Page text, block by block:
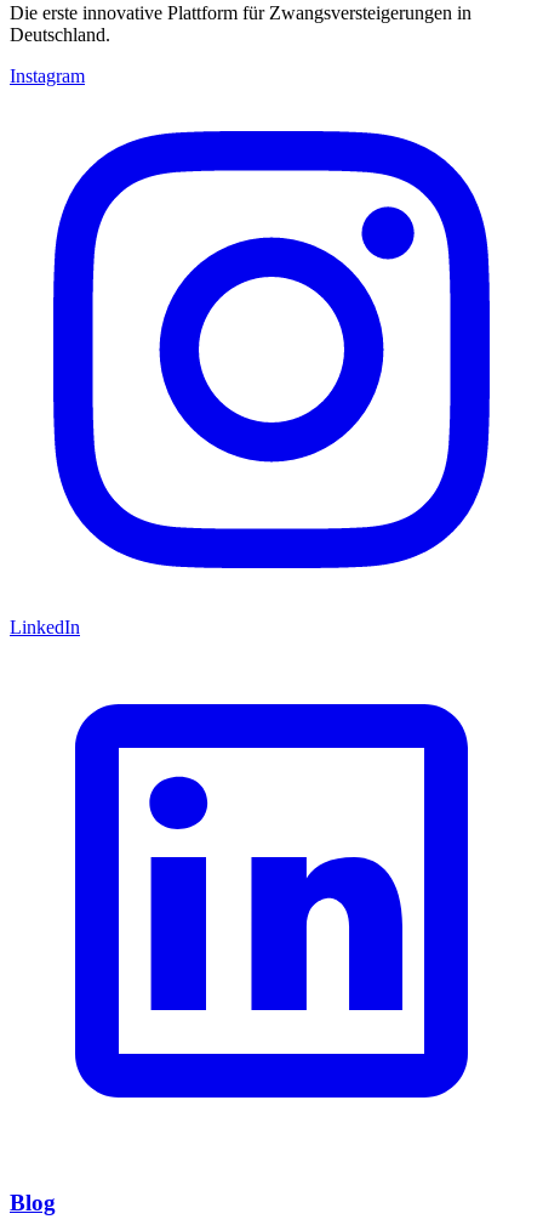
Die erste innovative Plattform für Zwangsversteigerungen in
Deutschland.
Instagram
LinkedIn
Blog